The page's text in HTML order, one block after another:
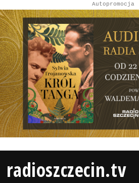
Autopromocja
radioszczecin.tv